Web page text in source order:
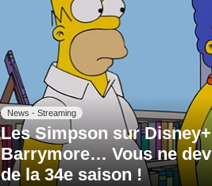
News - Streaming
Les Simpson sur
Barrymore… Vous ne
de la 34e saison !